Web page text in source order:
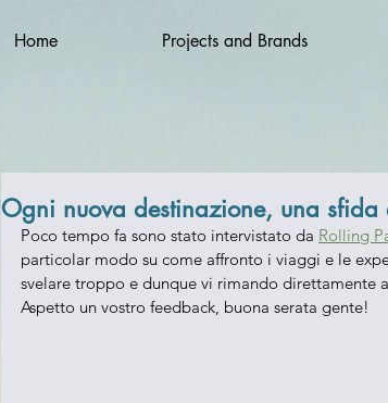
Home Projects and Brands
Ogni nuova destinazione, una sfida
Poco tempo fa sono stato intervistato da Rolling
particolar modo su come affronto i viaggi e le
svelare troppo e dunque vi rimando direttamente
Aspetto un vostro feedback, buona serata gente!